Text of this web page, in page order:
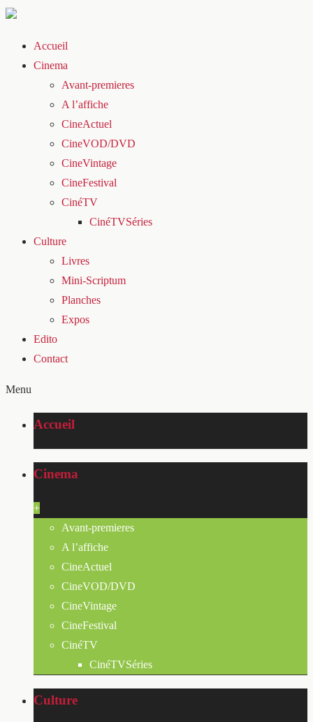
Accueil
Cinema
Avant-premieres
A l’affiche
CineActuel
CineVOD/DVD
CineVintage
CineFestival
CinéTV
CinéTVSéries
Culture
Livres
Mini-Scriptum
Planches
Expos
Edito
Contact
Menu
Accueil
Cinema
+
Avant-premieres
A l’affiche
CineActuel
CineVOD/DVD
CineVintage
CineFestival
CinéTV
CinéTVSéries
Culture